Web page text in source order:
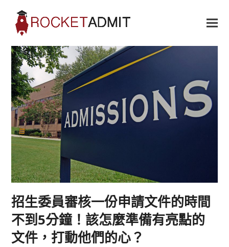
招生委員審核一份申請文件的時間
不到5分鐘！該怎麼準備有亮點的
文件，打動他們的心？